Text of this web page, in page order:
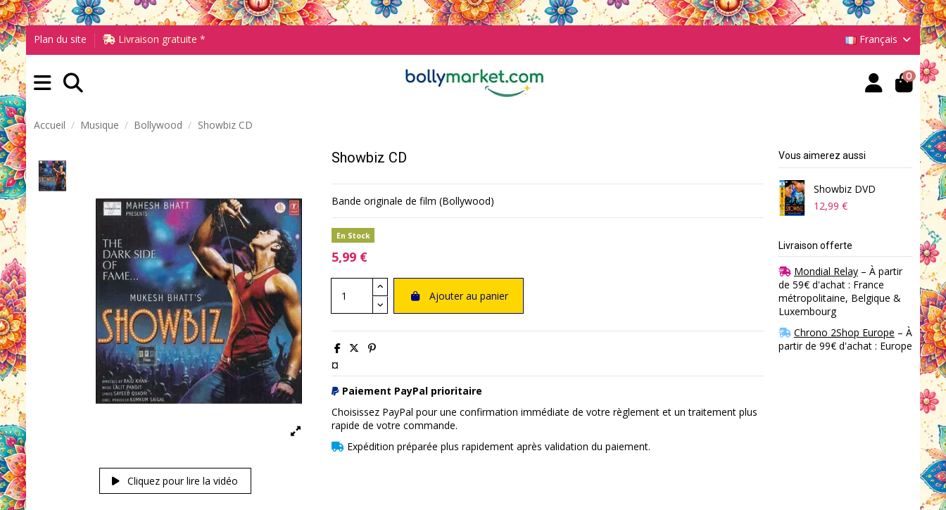
Plan du site Livraison gratuite * Français
0
Accueil Musique Bollywood Showbiz CD
Cliquez pour lire la vidéo
Showbiz CD
Bande originale de film (Bollywood)
En Stock
5,99 €
Ajouter au panier
¤
Paiement PayPal prioritaire
Choisissez PayPal pour une confirmation immédiate de votre règlement et un traitement plus
rapide de votre commande.
Expédition préparée plus rapidement après validation du paiement.
Vous aimerez aussi
Showbiz DVD
12,99 €
Livraison offerte
Mondial Relay– À partir
de 59€ d'achat : France
métropolitaine, Belgique &
Luxembourg
Chrono 2Shop Europe – À
partir de 99€ d'achat : Europe